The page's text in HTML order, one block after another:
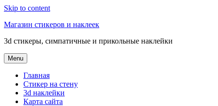
Skip to content
Магазин стикеров и наклеек
3d стикеры, симпатичные и прикольные наклейки
Menu
Главная
Стикер на стену
3d наклейки
Карта сайта